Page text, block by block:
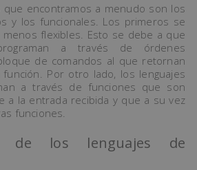
que encontramos a menudo son los
y los funcionales. Los primeros se
flexibles. Esto se debe a que
a través de órdenes
de comandos al que retornan
Por otro lado, los lenguajes
a través de funciones que son
a la entrada recibida y que a su vez
funciones.
de los lenguajes de